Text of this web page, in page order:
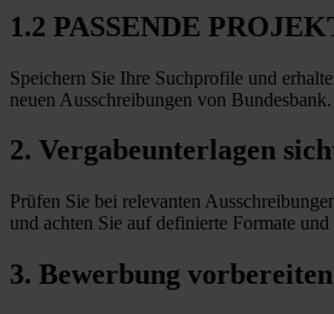
1.2 PASSENDE
Speichern Sie Ihre Suchprofile und
neuen Ausschreibungen von Bundesbank.
2. Vergabeunterlagen
Prüfen Sie bei relevanten
und achten Sie auf definierte Formate
3. Bewerbung vorbereiten